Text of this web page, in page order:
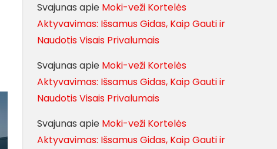
Svajunas apie Moki-veži Kortelės
Aktyvavimas: Išsamus Gidas, Kaip Gauti ir
Naudotis Visais Privalumais
Svajunas apie Moki-veži Kortelės
Aktyvavimas: Išsamus Gidas, Kaip Gauti ir
Naudotis Visais Privalumais
Svajunas apie Moki-veži Kortelės
Aktyvavimas: Išsamus Gidas, Kaip Gauti ir